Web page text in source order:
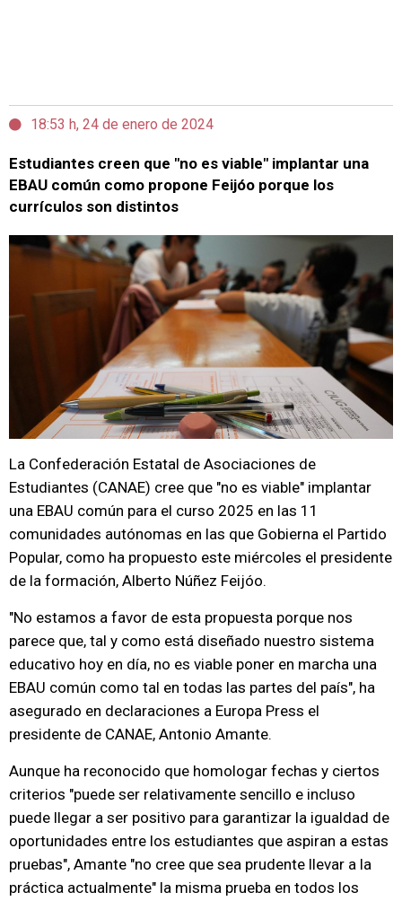
18:53 h, 24 de enero de 2024
Estudiantes creen que "no es viable" implantar una
EBAU común como propone Feijóo porque los
currículos son distintos
La Confederación Estatal de Asociaciones de
Estudiantes (CANAE) cree que "no es viable" implantar
una EBAU común para el curso 2025 en las 11
comunidades autónomas en las que Gobierna el Partido
Popular, como ha propuesto este miércoles el presidente
de la formación, Alberto Núñez Feijóo.
"No estamos a favor de esta propuesta porque nos
parece que, tal y como está diseñado nuestro sistema
educativo hoy en día, no es viable poner en marcha una
EBAU común como tal en todas las partes del país", ha
asegurado en declaraciones a Europa Press el
presidente de CANAE, Antonio Amante.
Aunque ha reconocido que homologar fechas y ciertos
criterios "puede ser relativamente sencillo e incluso
puede llegar a ser positivo para garantizar la igualdad de
oportunidades entre los estudiantes que aspiran a estas
pruebas", Amante "no cree que sea prudente llevar a la
práctica actualmente" la misma prueba en todos los